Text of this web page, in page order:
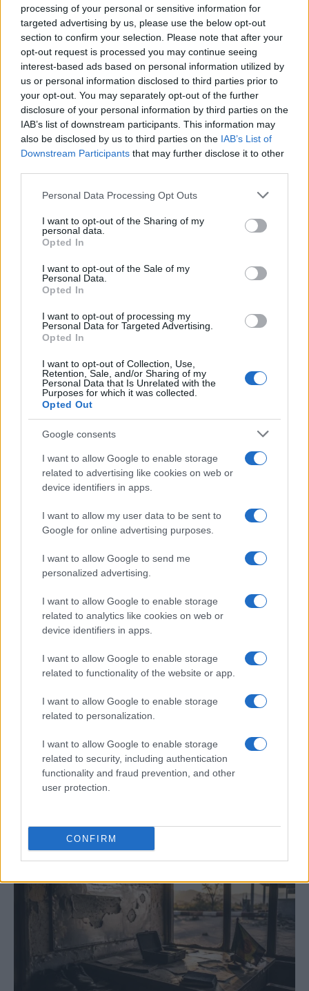
processing of your personal or sensitive information for
targeted advertising by us, please use the below opt-out
section to confirm your selection. Please note that after your
opt-out request is processed you may continue seeing
interest-based ads based on personal information utilized by
us or personal information disclosed to third parties prior to
your opt-out. You may separately opt-out of the further
disclosure of your personal information by third parties on the
IAB’s list of downstream participants. This information may
also be disclosed by us to third parties on the IAB’s List of
Downstream Participants that may further disclose it to other
Please note that this website/app uses one or more Google
not limited to your visit or usage behaviour. You may click to
grant or deny consent to Google and its third-party tags to
use your data for below specified purposes in below Google
consent section.
Personal Data Processing Opt Outs
I want to opt-out of the Sharing of my
personal data.
Opted In
I want to opt-out of the Sale of my
Personal Data.
Opted In
I want to opt-out of processing my
Personal Data for Targeted Advertising.
Opted In
I want to opt-out of Collection, Use,
Retention, Sale, and/or Sharing of my
Personal Data that Is Unrelated with the
Purposes for which it was collected.
Opted Out
Google consents
I want to allow Google to enable storage
related to advertising like cookies on web or
device identifiers in apps.
I want to allow my user data to be sent to
Google for online advertising purposes.
I want to allow Google to send me
personalized advertising.
I want to allow Google to enable storage
related to analytics like cookies on web or
device identifiers in apps.
I want to allow Google to enable storage
related to functionality of the website or app.
I want to allow Google to enable storage
related to personalization.
I want to allow Google to enable storage
related to security, including authentication
functionality and fraud prevention, and other
user protection.
CONFIRM
desvelan el informe forense
El ‘caso Yéremi Vargas’, el niño desaparecido en 2007…
Curso de verano de la Universidad de La
gastronómica
CRÓNICA
Tragedia en Santa Susanna: un bombero
fallece durante un incendio en un hotel
Un bombero de la Generalitat pierde la vida…
CRÓNICA
Masacre de Bolonia: el atentado que
conmocionó a Italia en 1980
CRÓNICA